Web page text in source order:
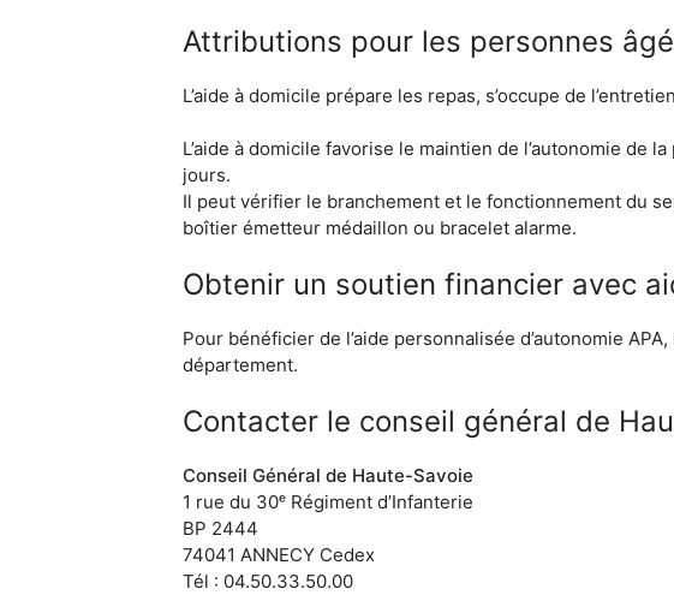
Attributions pour les personnes
L’aide à domicile prépare les repas, s’occupe de
L’aide à domicile favorise le maintien de l’autonomie
jours.
Il peut vérifier le branchement et le fonctionnement du
boîtier émetteur médaillon ou bracelet alarme.
Obtenir un soutien financier avec
Pour bénéficier de l’aide personnalisée d’autonomie
département.
Contacter le conseil général de
Conseil Général de Haute-Savoie
1 rue du 30ᵉ Régiment d’Infanterie
BP 2444
74041 ANNECY Cedex
Tél : 04.50.33.50.00